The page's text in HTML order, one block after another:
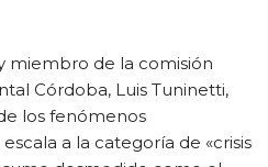
miembro de la comisión
Córdoba, Luis Tuninetti,
los fenómenos
a la categoría de «crisis